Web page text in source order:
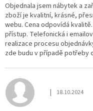
Objednala jsem nábytek a
zboží je kvalitní, krásné,
webu. Cena odpovídá
přístup. Telefonická i
realizace procesu
zde budu v případě potřeby
Hodnocení
| 18.10.2024